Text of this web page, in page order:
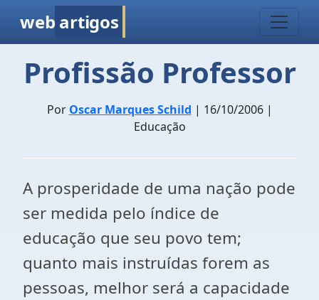
web artigos
Profissão Professor
Por Oscar Marques Schild | 16/10/2006 |
Educação
A prosperidade de uma nação pode
ser medida pelo índice de
educação que seu povo tem;
quanto mais instruídas forem as
pessoas, melhor será a capacidade